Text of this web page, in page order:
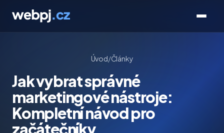
Úvod/Články
Jak vybrat správné
marketingové nástroje:
Kompletní návod pro
začátečníky